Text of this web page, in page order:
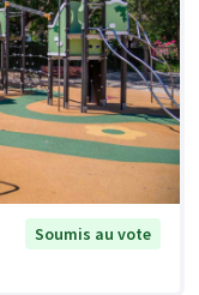
Soumis au vote